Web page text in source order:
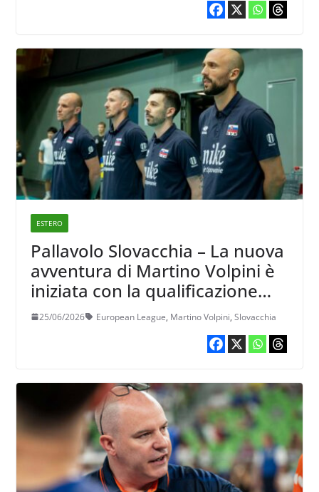
ESTERO
Pallavolo Slovacchia – La nuova
avventura di Martino Volpini è
iniziata con la qualificazione
alle semifinali della European
25/06/2026 European League, Martino Volpini, Slovacchia